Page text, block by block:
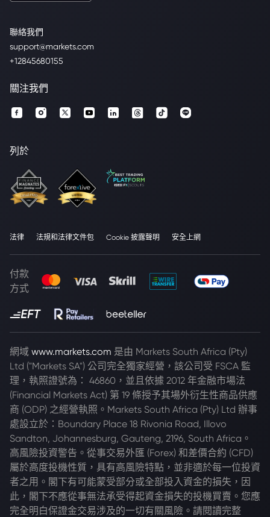
聯絡我們
support@markets.com
+12845680155
關注我們
列於
法律 法規和法律文件包 Cookie 披露聲明 安全上網
付款
方式
網域 www.markets.com 是由 Markets South Africa (Pty)
Ltd ("Markets SA") 公司完全獨家經營，該公司受 FSCA 監
理，執照證號為： 46860，並且依據 2012 年金融市場法
(Financial Markets Act) 第 19 條授予其場外衍生性商品供應
商 (ODP) 之經營執照。Markets South Africa (Pty) Ltd 辦事
處設立於：Boundary Place 18 Rivonia Road, Illovo
Sandton, Johannesburg, Gauteng, 2196, South Africa。
高風險投資警告。從事交易外匯 (Forex) 和差價合約 (CFD)
屬於高度投機性質，具有高風險特點，並非適於每一位投資
者之用。閣下有可能蒙受部分或全部投入資金的損失，因
此，閣下不應從事無法承受得起資金損失的投機買賣。您應
完全明白保證金交易涉及的一切有關風險。請閱讀完整